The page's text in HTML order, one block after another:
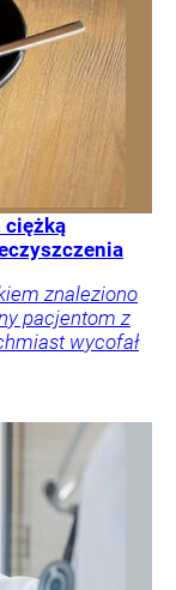
ciężką
znaleziono
pacjentom z
wycofał